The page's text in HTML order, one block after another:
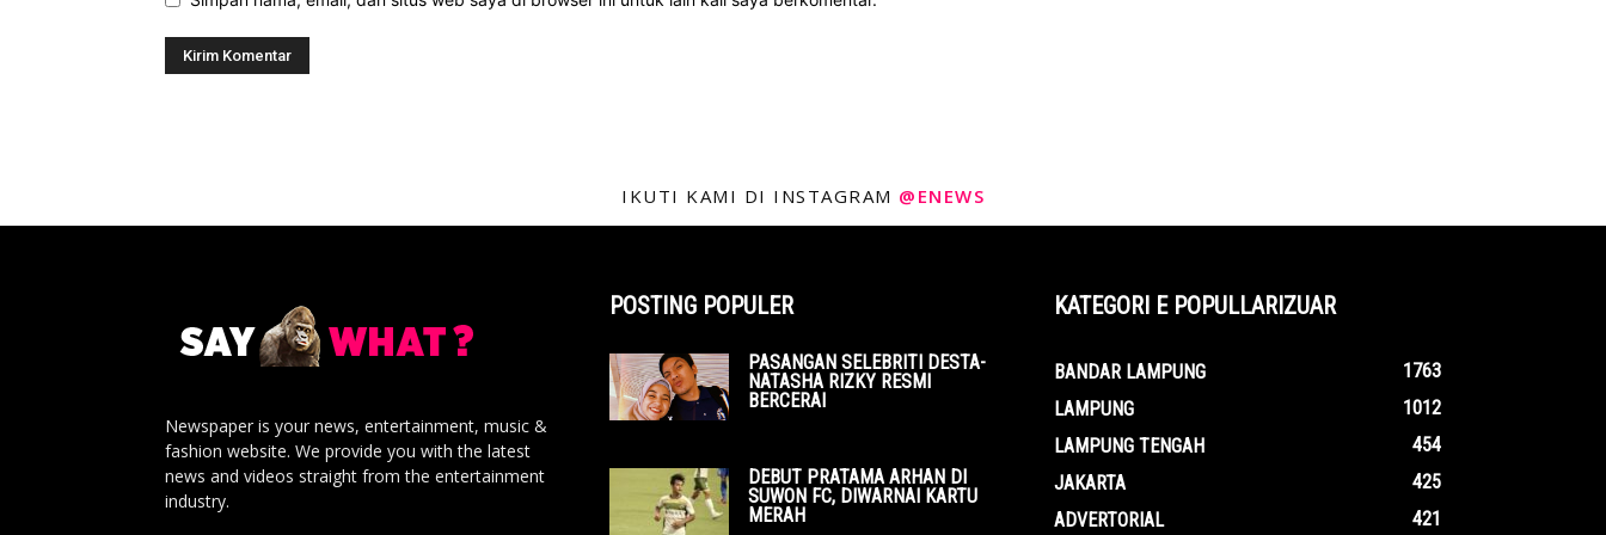
IKUTI KAMI DI INSTAGRAM @ENEWS
Newspaper is your news, entertainment, music &
fashion website. We provide you with the latest
news and videos straight from the entertainment
industry.
POSTING POPULER
PASANGAN SELEBRITI DESTA-
NATASHA RIZKY RESMI
BERCERAI
DEBUT PRATAMA ARHAN DI
SUWON FC, DIWARNAI KARTU
MERAH
KATEGORI E POPULLARIZUAR
BANDAR LAMPUNG
1763
LAMPUNG
1012
LAMPUNG TENGAH
454
JAKARTA
425
ADVERTORIAL
421